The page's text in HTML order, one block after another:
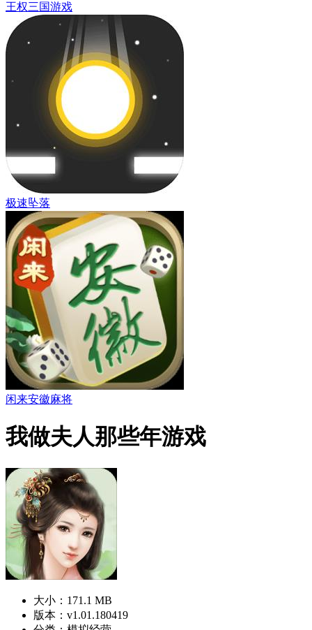
王权三国游戏
极速坠落
闲来安徽麻将
我做夫人那些年游戏
大小：171.1 MB
版本：v1.01.180419